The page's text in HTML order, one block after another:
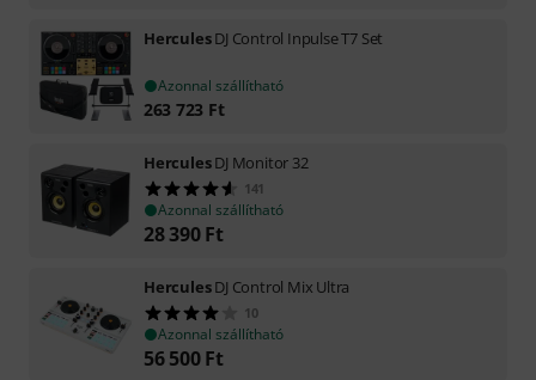
HerculesDJ Control Inpulse T7 Set
Azonnal szállítható
263 723 Ft
HerculesDJ Monitor 32
141
Azonnal szállítható
28 390 Ft
HerculesDJ Control Mix Ultra
10
Azonnal szállítható
56 500 Ft